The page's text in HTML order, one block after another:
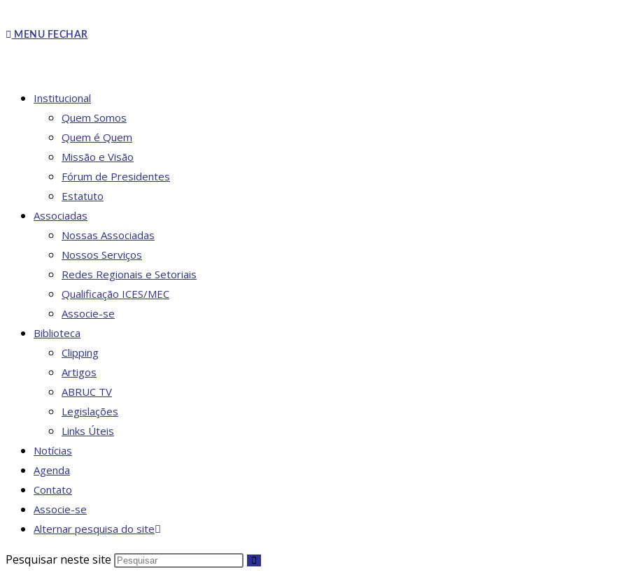
MENU FECHAR
Institucional
Quem Somos
Quem é Quem
Missão e Visão
Fórum de Presidentes
Estatuto
Associadas
Nossas Associadas
Nossos Serviços
Redes Regionais e Setoriais
Qualificação ICES/MEC
Associe-se
Biblioteca
Clipping
Artigos
ABRUC TV
Legislações
Links Úteis
Notícias
Agenda
Contato
Associe-se
Alternar pesquisa do site
Pesquisar neste site